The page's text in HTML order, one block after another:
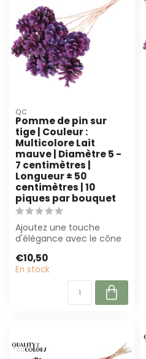
QC
Pomme de pin sur
tige | Couleur :
Multicolore Lait
mauve | Diamètre 5 -
7 centimètres |
Longueur ± 50
centimètres | 10
piques par bouquet
Ajoutez une touche
d'élégance avec le cône
lait sur ti...
€10,50
En stock